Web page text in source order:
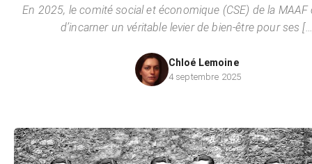
En 2025, le comité social et économique (CSE) de la
d’incarner un véritable levier de bien-être pour ses
Chloé Lemoine
4 septembre 2025